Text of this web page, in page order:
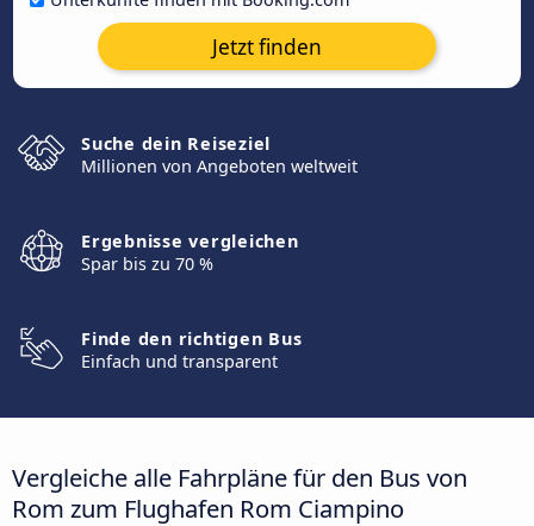
Jetzt finden
Suche dein Reiseziel
Millionen von Angeboten weltweit
Ergebnisse vergleichen
Spar bis zu 70 %
Finde den richtigen Bus
Einfach und transparent
Vergleiche alle Fahrpläne für den Bus von
Rom zum Flughafen Rom Ciampino